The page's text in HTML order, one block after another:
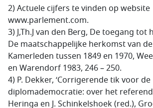
2) Actuele cijfers te vinden op website
www.parlement.com.
3) J,Th.J van den Berg, De toegang tot
De maatschappelijke herkomst van
Kamerleden tussen 1849 en 1970,
en Warendorf 1983, 246 – 250.
4) P. Dekker, ‘Corrigerende tik voor de
diplomademocratie: over het
Heringa en J. Schinkelshoek (red.),